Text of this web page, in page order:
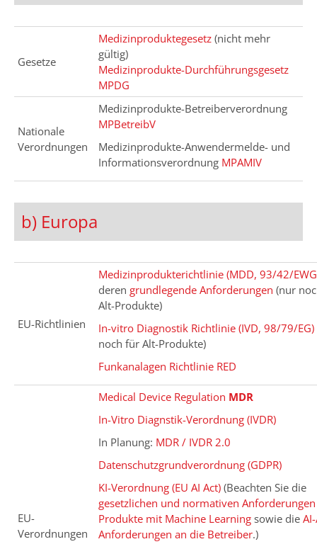
Gesetze
Medizinproduktegesetz (nicht mehr
gültig)
Medizinprodukte-Durchführungsgesetz
MPDG
Nationale
Verordnungen
Medizinprodukte-Betreiberverordnung
MPBetreibV
Medizinprodukte-Anwendermelde- und
Informationsverordnung MPAMIV
b) Europa
EU-Richtlinien
Medizinprodukterichtlinie (MDD, 93/42/
deren grundlegende Anforderungen (nur
Alt-Produkte)
In-vitro Diagnostik Richtlinie (IVD, 98/79/EG)
noch für Alt-Produkte)
Funkanalagen Richtlinie RED
EU-
Verordnungen
Medical Device Regulation MDR
In-Vitro Diagnstik-Verordnung (IVDR)
In Planung: MDR / IVDR 2.0
Datenschutzgrundverordnung (GDPR)
KI-Verordnung (EU AI Act) (Beachten Sie die
gesetzlichen und normativen
Produkte mit Machine Learning sowie die
Anforderungen an die Betreiber.)